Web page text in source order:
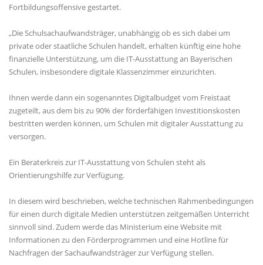
Fortbildungsoffensive gestartet.
Die Schulsachaufwandsträger, unabhängig ob es sich dabei um
private oder staatliche Schulen handelt, erhalten künftig eine hohe
finanzielle Unterstützung, um die IT-Ausstattung an Bayerischen
Schulen, insbesondere digitale Klassenzimmer einzurichten.
Ihnen werde dann ein sogenanntes Digitalbudget vom Freistaat
zugeteilt, aus dem bis zu 90% der förderfähigen Investitionskosten
bestritten werden können, um Schulen mit digitaler Ausstattung zu
versorgen.
Ein Beraterkreis zur IT-Ausstattung von Schulen steht als
Orientierungshilfe zur Verfügung.
In diesem wird beschrieben, welche technischen Rahmenbedingungen
für einen durch digitale Medien unterstützen zeitgemäßen Unterricht
sinnvoll sind. Zudem werde das Ministerium eine Website mit
Informationen zu den Förderprogrammen und eine Hotline für
Nachfragen der Sachaufwandsträger zur Verfügung stellen.